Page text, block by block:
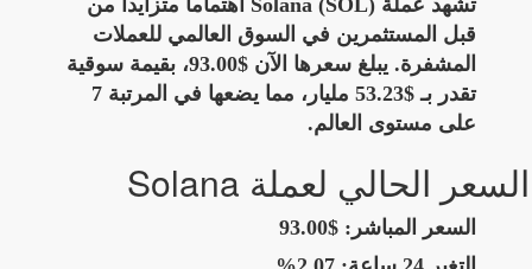
تشهد عملة Solana (SOL) اهتماماً متزايداً من
قبل المستثمرين في السوق العالمي للعملات
المشفرة. يبلغ سعرها الآن $93.00، بقيمة سوقية
تقدر بـ $53.23 مليار، مما يضعها في المرتبة 7
على مستوى العالم.
السعر الحالي لعملة Solana
السعر المباشر: $93.00